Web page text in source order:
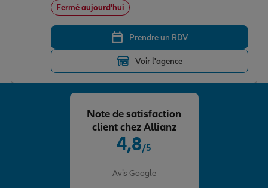
Fermé aujourd'hui
Prendre un RDV
Voir l'agence
4,8/5
Avis Google
Note de satisfaction
client chez Allianz